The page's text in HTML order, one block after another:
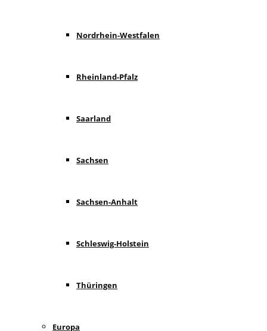
Nordrhein-Westfalen
Rheinland-Pfalz
Saarland
Sachsen
Sachsen-Anhalt
Schleswig-Holstein
Thüringen
Europa